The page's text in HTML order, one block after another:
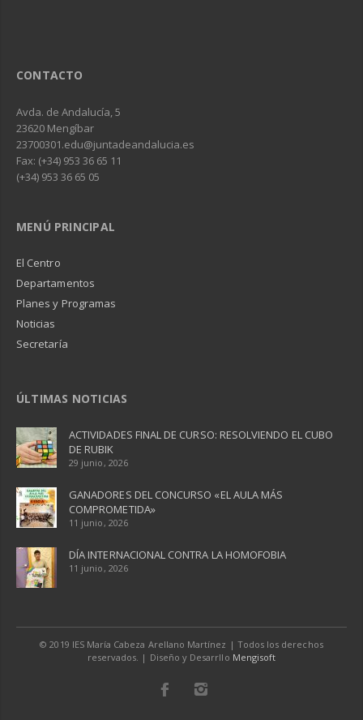
CONTACTO
Avda. de Andalucía, 5
23620 Mengíbar
23700301.edu@juntadeandalucia.es
Fax: (+34) 953 36 65 11
(+34) 953 36 65 05
MENÚ PRINCIPAL
El Centro
Departamentos
Planes y Programas
Noticias
Secretaría
ÚLTIMAS NOTICIAS
ACTIVIDADES FINAL DE CURSO: RESOLVIENDO EL CUBO
DE RUBIK
29 junio, 2026
GANADORES DEL CONCURSO «EL AULA MÁS
COMPROMETIDA»
11 junio, 2026
DÍA INTERNACIONAL CONTRA LA HOMOFOBIA
11 junio, 2026
© 2019 IES María Cabeza Arellano Martínez | Todos los derechos
reservados. | Diseño y Desarrllo Mengisoft